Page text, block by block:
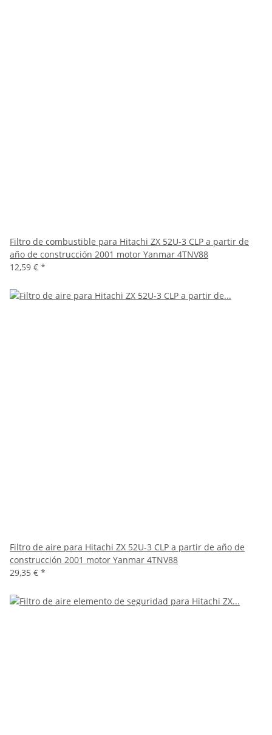
Filtro de combustible para Hitachi ZX 52U-3 CLP a partir de
año de construcción 2001 motor Yanmar 4TNV88
12,59 € *
Filtro de aire para Hitachi ZX 52U-3 CLP a partir de año de
construcción 2001 motor Yanmar 4TNV88
29,35 € *